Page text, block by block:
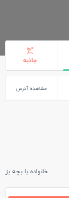
جاذبه
مشاهده آدرس
خانواده با بچه